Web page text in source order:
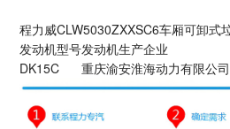
程力威CLW5030ZXXSC6车厢可卸式
发动机型号发动机生产企业
DK15C
重庆渝安淮海动力有限公司